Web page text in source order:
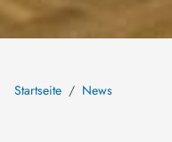
Startseite News